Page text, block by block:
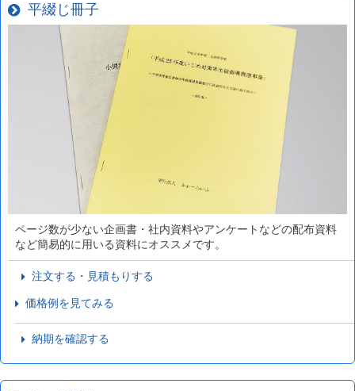
平綴じ冊子
ページ数が少ない企画書・社内資料やアンケートなどの配布資料
など簡易的に用いる資料にオススメです。
注文する・見積もりする
価格例を見てみる
納期を確認する